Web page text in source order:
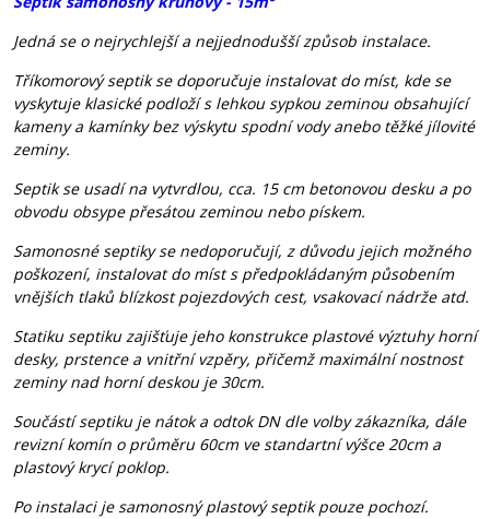
Jedná se o nejrychlejší a nejjednodušší způsob instalace.
Tříkomorový septik se doporučuje instalovat do míst, kde se
vyskytuje klasické podloží s lehkou sypkou zeminou obsahující
kameny a kamínky bez výskytu spodní vody anebo těžké jílovité
zeminy.
Septik se usadí na vytvrdlou, cca. 15 cm betonovou desku a po
obvodu obsype přesátou zeminou nebo pískem.
Samonosné septiky se nedoporučují, z důvodu jejich možného
poškození, instalovat do míst s předpokládaným působením
vnějších tlaků blízkost pojezdových cest, vsakovací nádrže atd.
Statiku septiku zajišťuje jeho konstrukce plastové výztuhy horní
desky, prstence a vnitřní vzpěry, přičemž maximální nostnost
zeminy nad horní deskou je 30cm.
Součástí septiku je nátok a odtok DN dle volby zákazníka, dále
revizní komín o průměru 60cm ve standartní výšce 20cm a
plastový krycí poklop.
Po instalaci je samonosný plastový septik pouze pochozí.